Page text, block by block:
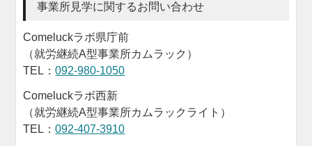
事業所見学に関するお問い合わせ
Comeluckラボ県庁前
（就労継続A型事業所カムラック）
TEL：092-980-1050
Comeluckラボ西新
（就労継続A型事業所カムラックライト）
TEL：092-407-3910